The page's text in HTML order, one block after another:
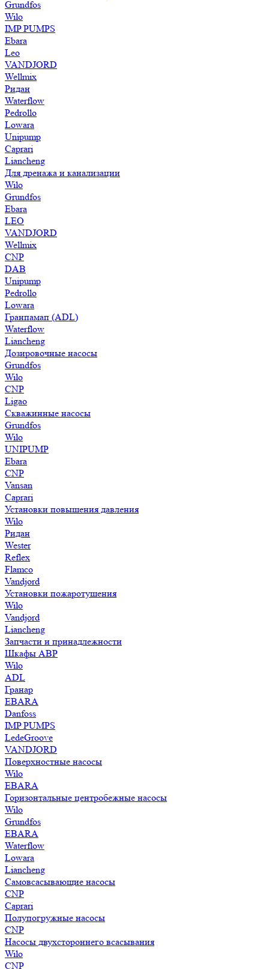
Grundfos
Wilo
IMP PUMPS
Ebara
Leo
VANDJORD
Wellmix
Ридан
Waterflow
Pedrollo
Lowara
Unipump
Caprari
Liancheng
Для дренажа и канализации
Wilo
Grundfos
Ebara
LEO
VANDJORD
Wellmix
CNP
DAB
Unipump
Pedrollo
Lowara
Гранпамап (ADL)
Waterflow
Liancheng
Дозировочные насосы
Grundfos
Wilo
CNP
Ligao
Скважинные насосы
Grundfos
Wilo
UNIPUMP
Ebara
CNP
Vansan
Caprari
Установки повышения давления
Wilo
Ридан
Wester
Reflex
Flamco
Vandjord
Установки пожаротушения
Wilo
Vandjord
Liancheng
Запчасти и принадлежности
Шкафы АВР
Wilo
ADL
Гранар
EBARA
Danfoss
IMP PUMPS
LedeGroove
VANDJORD
Поверхностные насосы
Wilo
EBARA
Горизонтальные центробежные насосы
Wilo
Grundfos
EBARA
Waterflow
Lowara
Liancheng
Самовсасывающие насосы
CNP
Caprari
Полупогружные насосы
CNP
Насосы двухстороннего всасывания
Wilo
CNP